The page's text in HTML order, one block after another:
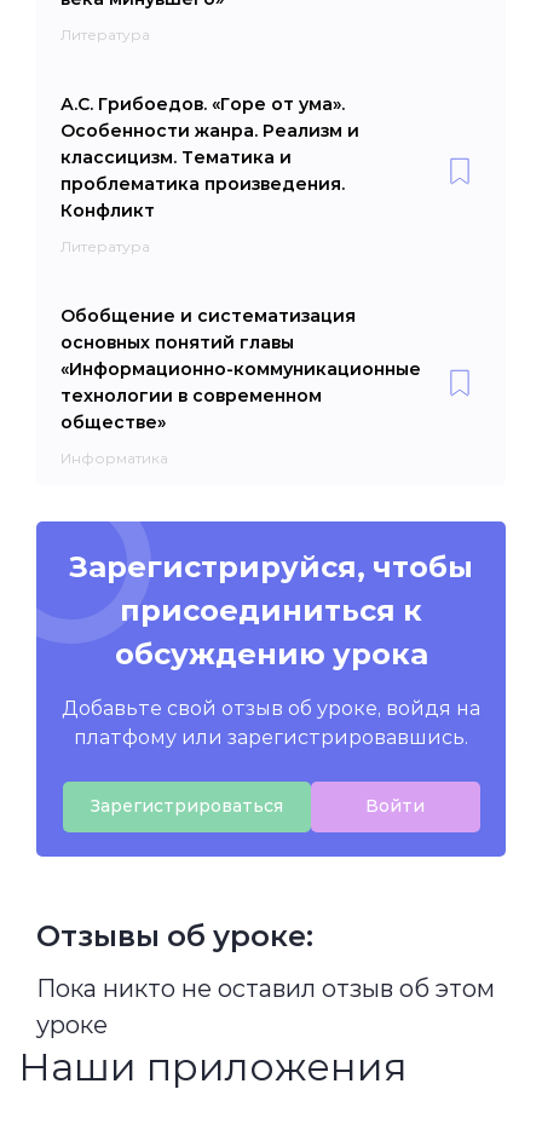
Литература
А.С. Грибоедов. «Горе от ума».
Особенности жанра. Реализм и
классицизм. Тематика и
проблематика произведения.
Конфликт
Литература
Обобщение и систематизация
основных понятий главы
«Информационно-коммуникационные
технологии в современном
обществе»
Информатика
Зарегистрируйся, чтобы
присоединиться к
обсуждению урока
Добавьте свой отзыв об уроке, войдя на
платфому или зарегистрировавшись.
Зарегистрироваться Войти
Отзывы об уроке:
Пока никто не оставил отзыв об этом
уроке
Наши приложения